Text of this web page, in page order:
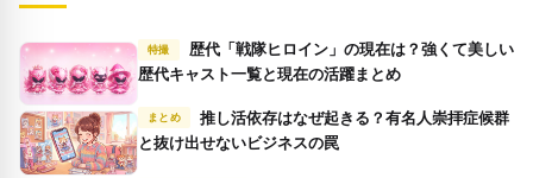
特撮
歴代キャスト一覧と現在の活躍まとめ
まとめ
推し活依存はなぜ起きる？有名人崇拝症候群
と抜け出せないビジネスの罠